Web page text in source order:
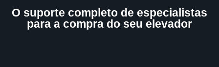
O suporte completo de especialistas
para a compra do seu elevador